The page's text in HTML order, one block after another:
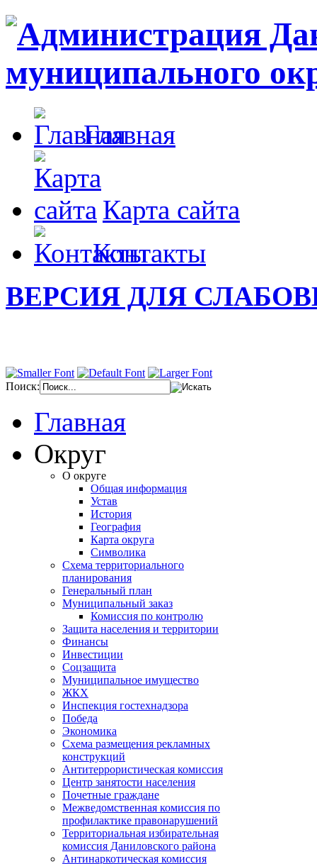
Главная
Карта сайта
Контакты
ВЕРСИЯ ДЛЯ
Поиск:
Главная
Округ
О округе
Общая информация
Устав
История
География
Карта округа
Символика
Схема территориального
планирования
Генеральный план
Муниципальный заказ
Комиссия по контролю
Защита населения и территории
Финансы
Инвестиции
Соцзащита
Муниципальное имущество
ЖКХ
Инспекция гостехнадзора
Победа
Экономика
Схема размещения рекламных
конструкций
Антитеррористическая комиссия
Центр занятости населения
Почетные граждане
Межведомственная комиссия по
профилактике правонарушений
Территориальная избирательная
комиссия Даниловского района
Антинаркотическая комиссия